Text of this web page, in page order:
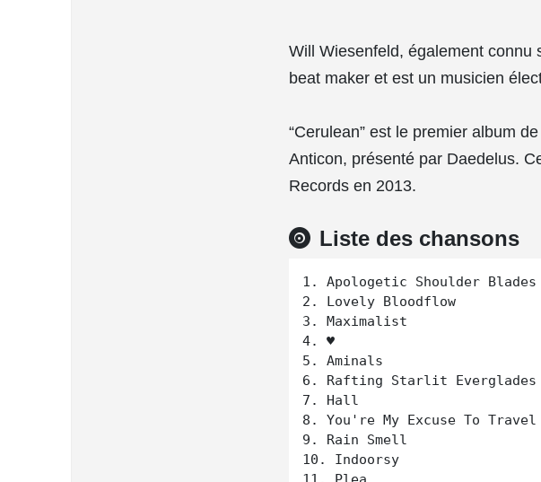
Will Wiesenfeld, également connu
beat maker et est un musicien
“Cerulean” est le premier album
Anticon, présenté par Daedelus.
Records en 2013.
Liste des chansons
1. Apologetic Shoulder Blades
2. Lovely Bloodflow
3. Maximalist
4. ♥
5. Aminals
6. Rafting Starlit Everglades
7. Hall
8. You're My Excuse To Travel
9. Rain Smell
10. Indoorsy